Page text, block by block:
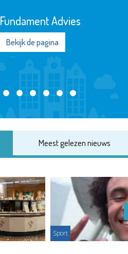
Fundament Advies
Bekijk de pagina
Meest gelezen nieuws
Sport